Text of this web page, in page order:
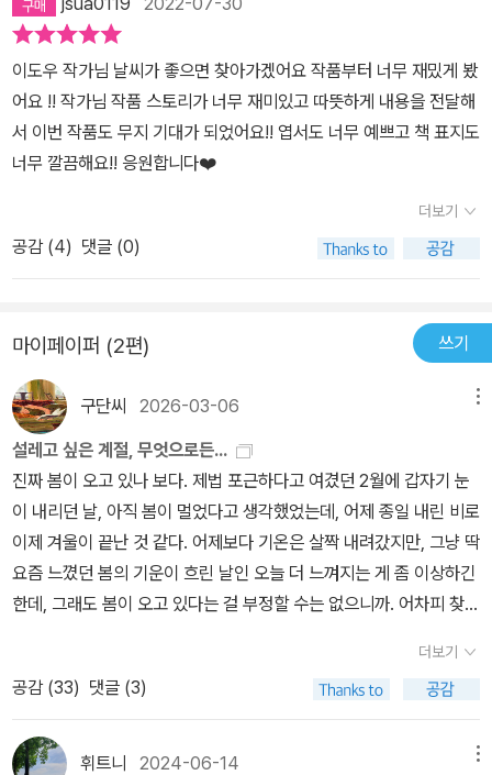
이도우 작가님 날씨가 좋으면 찾아가겠어요 작품부터 너무 재밌게 봤
어요 !! 작가님 작품 스토리가 너무 재미있고 따뜻하게 내용을 전달해
서 이번 작품도 무지 기대가 되었어요!! 엽서도 너무 예쁘고 책 표지도
너무 깔끔해요!! 응원합니다❤️
더보기
공감 (4) 댓글 (0)
마이페이퍼 (2편) 쓰기
구단씨 2026-03-06
설레고 싶은 계절, 무엇으로든...
진짜 봄이 오고 있나 보다. 제법 포근하다고 여겼던 2월에 갑자기 눈
이 내리던 날, 아직 봄이 멀었다고 생각했었는데, 어제 종일 내린 비로
이제 겨울이 끝난 것 같다. 어제보다 기온은 살짝 내려갔지만, 그냥 딱
요즘 느꼈던 봄의 기운이 흐린 날인 오늘 더 느껴지는 게 좀 이상하긴
한데, 그래도 봄이 오고 있다는 걸 부정할 수는 없으니까. 어차피 찾아
제는 햇살이 좋아서 나갔다. 어디서든 햇살을 등에 받으며 앉아 있고
싶었다. 알라딘 보관함을 뒤져서 책도 샀고, 도서관에 신청한 책도 찾
으러 갔다. 집 근처 새로 생긴 카페에도 갔고, 오랜만에 만난 지인과
수다도 떨었다. 웃긴 건, 그렇게 책도 사고 책도 빌려오고 했는데, 올
더보기
공감 (33) 댓글 (3)
휘트니 2024-06-14